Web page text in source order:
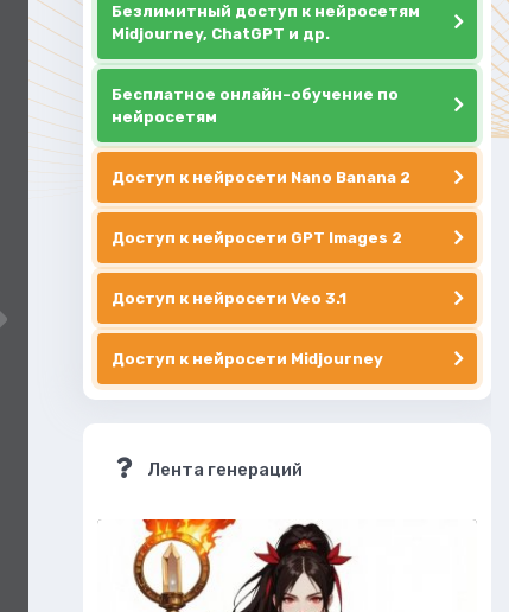
Безлимитный доступ к нейросетям
Midjourney, ChatGPT и др.
Бесплатное онлайн-обучение по
нейросетям
Доступ к нейросети Nano Banana 2
Доступ к нейросети GPT Images 2
Доступ к нейросети Veo 3.1
Доступ к нейросети Midjourney
Лента генераций